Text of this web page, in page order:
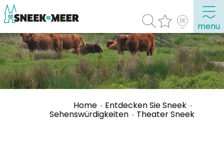
menu
Entdecken Sie Sneek
Informationen
Sneek besuchen
Highlights
Home Entdecken Sie Sneek
Sehenswürdigkeiten Theater Sneek